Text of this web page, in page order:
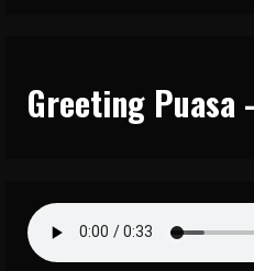
Greeting Puasa